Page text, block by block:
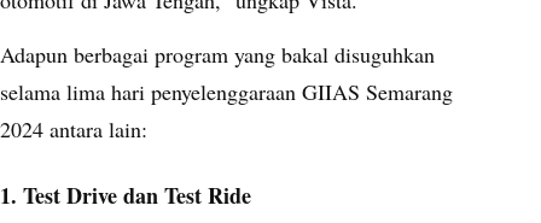
Adapun berbagai program yang bakal disuguhkan
selama lima hari penyelenggaraan GIIAS Semarang
2024 antara lain:
1. Test Drive dan Test Ride